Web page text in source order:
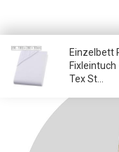
Einzelbett
Tex St...